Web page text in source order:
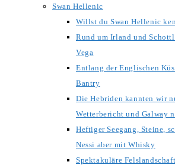
Swan Hellenic
Willst du Swan Hellenic
Rund um Irland und
Vega
Entlang der Englischen
Bantry
Die Hebriden kannten wir
Wetterbericht und Galway
Heftiger Seegang, Steine,
Nessi aber mit Whisky
Spektakuläre